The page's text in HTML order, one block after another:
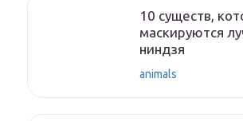
10 существ,
маскируются
ниндзя
animals